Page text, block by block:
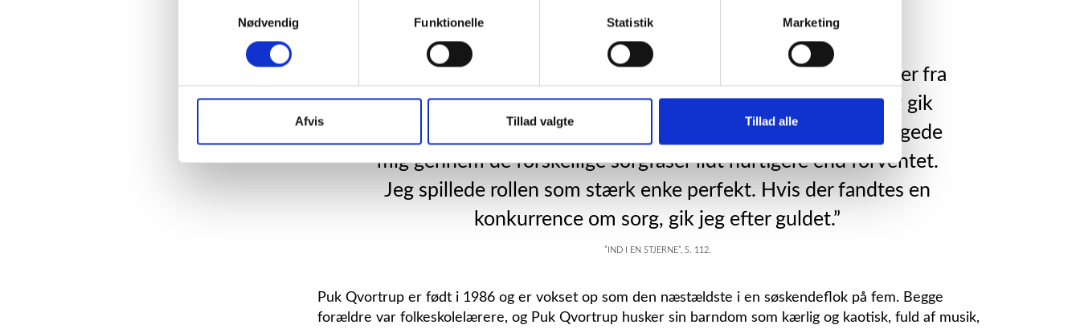
Nødvendig
Funktionelle Statistik Marketing
Afvis Tillad valgte Tillad alle
Baggrund
”… jeg lagde blomster på gravstedet og duppede klædelige tårer fra
øjenkrogene, min graviditet var smuk, min sorg var sund, jeg gik
regelmæssigt til psykolog og talte åbent om det, og jeg bevægede
mig gennem de forskellige sorgfaser lidt hurtigere end forventet.
Jeg spillede rollen som stærk enke perfekt. Hvis der fandtes en
konkurrence om sorg, gik jeg efter guldet.”
”Ind i en stjerne”, s. 112.
Puk Qvortrup er født i 1986 og er vokset op som den næstældste i en søskendeflok på fem. Begge
forældre var folkeskolelærere, og Puk Qvortrup husker sin barndom som kærlig og kaotisk, fuld af musik,